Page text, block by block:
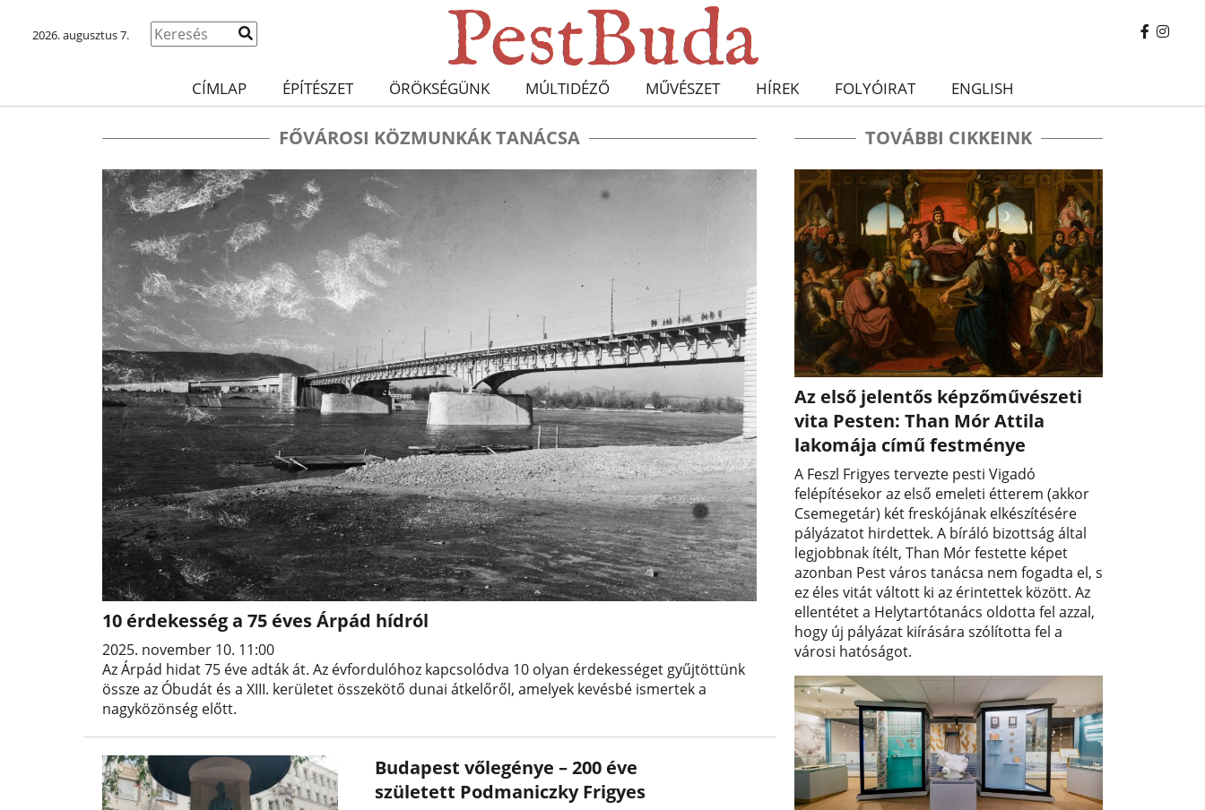
2026. augusztus 7.
CÍMLAP ÉPÍTÉSZET ÖRÖKSÉGÜNK MÚLTIDÉZŐ MŰVÉSZET HÍREK FOLYÓIRAT ENGLISH
FŐVÁROSI KÖZMUNKÁK TANÁCSA
10 érdekesség a 75 éves Árpád hídról
2025. november 10. 11:00
Az Árpád hidat 75 éve adták át. Az évfordulóhoz kapcsolódva 10 olyan érdekességet gyűjtöttünk
össze az Óbudát és a XIII. kerületet összekötő dunai átkelőről, amelyek kevésbé ismertek a
nagyközönség előtt.
Budapest vőlegénye – 200 éve
született Podmaniczky Frigyes
TOVÁBBI CIKKEINK
Az első jelentős képzőművészeti
vita Pesten: Than Mór Attila
lakomája című festménye
A Feszl Frigyes tervezte pesti Vigadó
felépítésekor az első emeleti étterem (akkor
Csemegetár) két freskójának elkészítésére
pályázatot hirdettek. A bíráló bizottság által
legjobbnak ítélt, Than Mór festette képet
azonban Pest város tanácsa nem fogadta el, s
ez éles vitát váltott ki az érintettek között. Az
ellentétet a Helytartótanács oldotta fel azzal,
hogy új pályázat kiírására szólította fel a
városi hatóságot.